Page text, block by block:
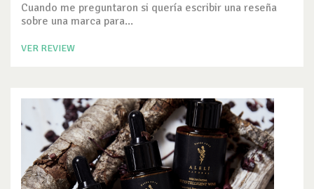
Cuando me preguntaron si quería escribir una reseña
sobre una marca para...
VER REVIEW